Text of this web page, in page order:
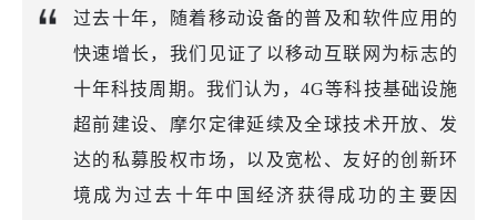
过去十年，随着移动设备的普及和软件应用的
快速增长，我们见证了以移动互联网为标志的
十年科技周期。我们认为，4G等科技基础设施
超前建设、摩尔定律延续及全球技术开放、发
达的私募股权市场，以及宽松、友好的创新环
境成为过去十年中国经济获得成功的主要因